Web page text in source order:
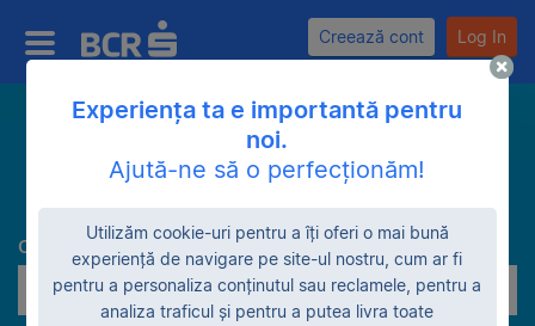
Creează cont Log In
Caută
Categorie
Case de vacanță
Experiența ta e importantă pentru
noi.
Ajută-ne să o perfecționăm!
Utilizăm cookie-uri pentru a îți oferi o mai bună
experiență de navigare pe site-ul nostru, cum ar fi
pentru a personaliza conținutul sau reclamele, pentru a
analiza traficul și pentru a putea livra toate